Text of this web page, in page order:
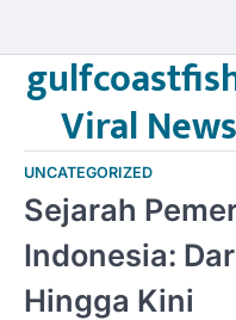
content
Viral
UNCATEGORIZED
Sejarah
Indonesia:
Hingga Kini